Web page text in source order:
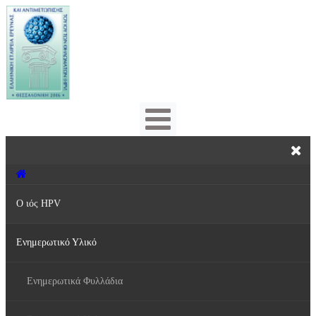
Ο ιός HPV
Τι είναι ο ιός HPV;
Πρόληψη & Αντιμετώπιση
Ενημερωτικό Υλικό
Ενημερωτικά Φυλλάδια